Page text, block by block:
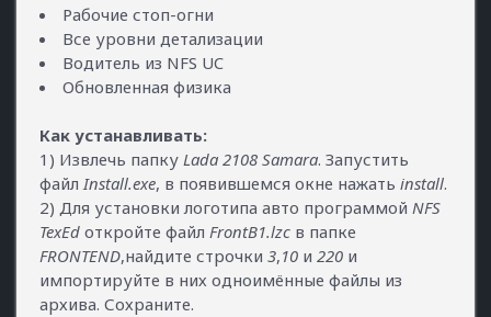
Рабочие стоп-огни
Все уровни детализации
Водитель из NFS UC
Обновленная физика
Как устанавливать:
1) Извлечь папку Lada 2108 Samara. Запустить
файлInstall.exe, в появившемся окне нажать install.
2) Для установки логотипа авто программой NFS
TexEd откройте файл FrontB1.lzc в папке
FRONTEND,найдите строчки 3,10 и 220 и
импортируйте в них одноимённые файлы из
архива. Сохраните.